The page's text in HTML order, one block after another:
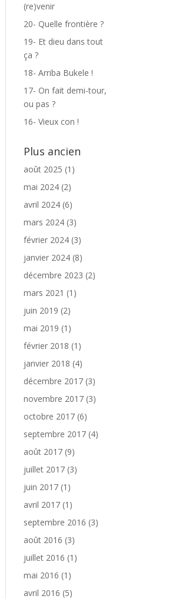
(re)venir
20- Quelle frontière ?
19- Et dieu dans tout
ça ?
18- Arriba Bukele !
17- On fait demi-tour,
ou pas ?
16- Vieux con !
Plus ancien
août 2025 (1)
mai 2024 (2)
avril 2024 (6)
mars 2024 (3)
février 2024 (3)
janvier 2024 (8)
décembre 2023 (2)
mars 2021 (1)
juin 2019 (2)
mai 2019 (1)
février 2018 (1)
janvier 2018 (4)
décembre 2017 (3)
novembre 2017 (3)
octobre 2017 (6)
septembre 2017 (4)
août 2017 (9)
juillet 2017 (3)
juin 2017 (1)
avril 2017 (1)
septembre 2016 (3)
août 2016 (3)
juillet 2016 (1)
mai 2016 (1)
avril 2016 (5)